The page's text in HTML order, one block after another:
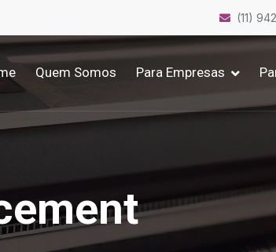
(11)
Quem Somos Para Empresas